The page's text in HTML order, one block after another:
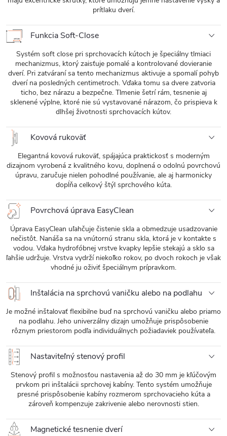
prítlaku dverí.
Funkcia Soft-Close
Systém soft close pri sprchovacích kútoch je špeciálny tlmiaci
mechanizmus, ktorý zaisťuje pomalé a kontrolované dovieranie
dverí. Pri zatváraní sa tento mechanizmus aktivuje a spomalí pohyb
dverí na posledných centimetroch. Vďaka tomu sa dvere zatvoria
ticho, bez nárazu a bezpečne. Tlmenie šetrí rám, tesnenie aj
sklenené výplne, ktoré nie sú vystavované nárazom, čo prispieva k
dlhšej životnosti sprchovacích kútov.
Kovová rukoväť
Elegantná kovová rukoväť, spájajúca praktickosť s moderným
dizajnom vyrobená z kvalitného kovu, doplnená o odolnú povrchovú
úpravu, zaručuje nielen pohodlné používanie, ale aj harmonicky
dopĺňa celkový štýl sprchového kúta.
Povrchová úprava EasyClean
Úprava EasyClean uľahčuje čistenie skla a obmedzuje usadzovanie
nečistôt. Nanáša sa na vnútornú stranu skla, ktorá je v kontakte s
vodou. Vďaka hydrofóbnej vrstve kvapky lepšie stekajú a sklo sa
ľahšie udržuje. Vrstva vydrží niekoľko rokov, po dvoch rokoch je však
vhodné ju oživiť špeciálnym prípravkom.
Inštalácia na sprchovú vaničku alebo na podlahu
Je možné inštalovať flexibilne buď na sprchovú vaničku alebo priamo
na podlahu. Jeho univerzálny dizajn umožňuje prispôsobenie
rôznym priestorom podľa individuálnych požiadaviek používateľa.
Nastaviteľný stenový profil
Stenový profil s možnosťou nastavenia až do 30 mm je kľúčovým
prvkom pri inštalácii sprchovej kabíny. Tento systém umožňuje
presné prispôsobenie kabíny rozmerom sprchovacieho kúta a
zároveň kompenzuje zakrivenie alebo nerovnosti stien.
Magnetické tesnenie dverí